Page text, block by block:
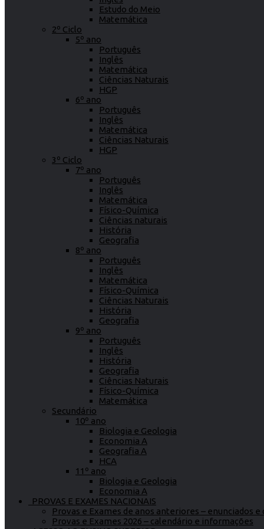
Estudo do Meio
Matemática
2º Ciclo
5º ano
Português
Inglês
Matemática
Ciências Naturais
HGP
6º ano
Português
Inglês
Matemática
Ciências Naturais
HGP
3º Ciclo
7º ano
Português
Inglês
Matemática
Físico-Química
Ciências naturais
História
Geografia
8º ano
Português
Inglês
Matemática
Físico-Química
Ciências Naturais
História
Geografia
9º ano
Português
Inglês
História
Geografia
Ciências Naturais
Físico-Química
Matemática
Secundário
10º ano
Biologia e Geologia
Economia A
Geografia A
HCA
11º ano
Biologia e Geologia
Economia A
PROVAS E EXAMES NACIONAIS
Provas e Exames de anos anteriores – enunciados
Provas e Exames 2026 – calendário e informações